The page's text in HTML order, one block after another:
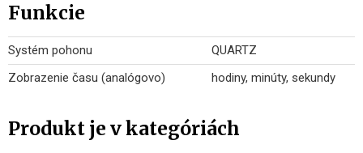
Funkcie
Systém pohonu
QUARTZ
Zobrazenie času (analógovo)
hodiny, minúty, sekundy
Produkt je v kategóriách